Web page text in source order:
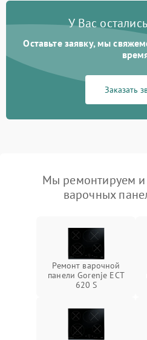
У Вас
Оставьте заявку, мы
Заказать
Мы ремонтируем и
варочных
Ремонт варочной
панели Gorenje ECT
620 S